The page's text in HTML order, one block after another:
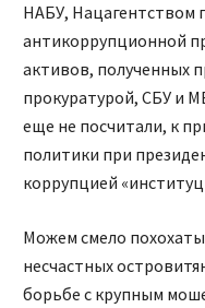
НАБУ, Нац­агентством
антикоррупционной
активов, полученных
прокуратурой, СБУ и
еще не посчитали, к
политики при
коррупцией
Можем смело
несчастных
борьбе с крупным